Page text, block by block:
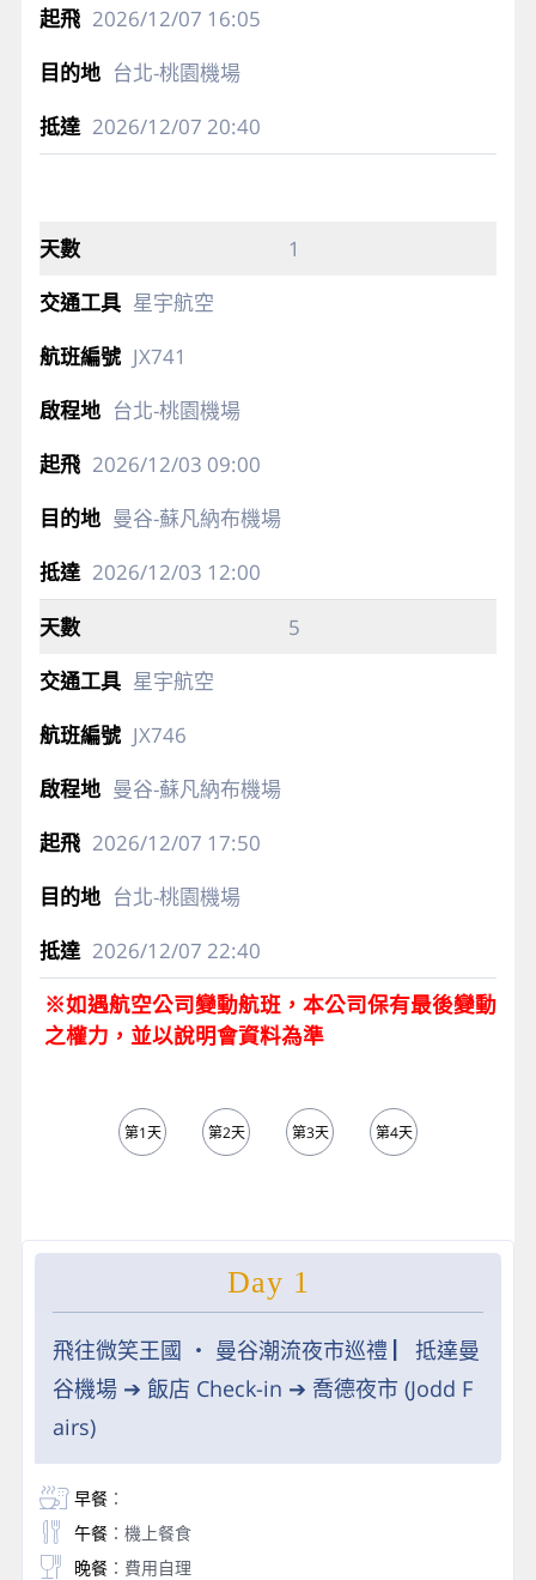
2026/12/07 16:05
台北-桃園機場
2026/12/07 20:40
1
星宇航空
JX741
台北-桃園機場
2026/12/03 09:00
曼谷-蘇凡納布機場
2026/12/03 12:00
5
星宇航空
JX746
曼谷-蘇凡納布機場
2026/12/07 17:50
台北-桃園機場
2026/12/07 22:40
※如遇航空公司變動航班，本公司保有最後變動
之權力，並以說明會資料為準
第1天 第2天 第3天 第4天
Day 1
飛往微笑王國 ‧ 曼谷潮流夜市巡禮 ▏抵達曼
谷機場 ➔ 飯店 Check-in ➔ 喬德夜市 (Jodd F
airs)
早餐：
午餐：機上餐食
晚餐：費用自理